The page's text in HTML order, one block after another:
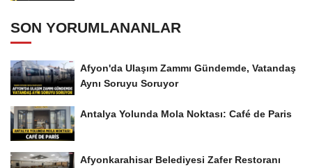
SON YORUMLANANLAR
Afyon'da Ulaşım Zammı Gündemde, Vatandaş
Aynı Soruyu Soruyor
Antalya Yolunda Mola Noktası: Café de Paris
Afyonkarahisar Belediyesi Zafer Restoranı